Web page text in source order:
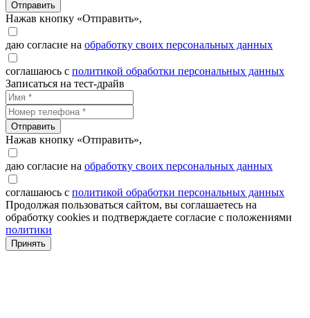
Отправить
Нажав кнопку «Отправить»,
даю согласие на обработку своих персональных данных
соглашаюсь с политикой обработки персональных данных
Записаться на тест-драйв
Отправить
Нажав кнопку «Отправить»,
даю согласие на обработку своих персональных данных
соглашаюсь с политикой обработки персональных данных
Продолжая пользоваться сайтом, вы соглашаетесь на
обработку cookies и подтверждаете согласие с положениями
политики
Принять